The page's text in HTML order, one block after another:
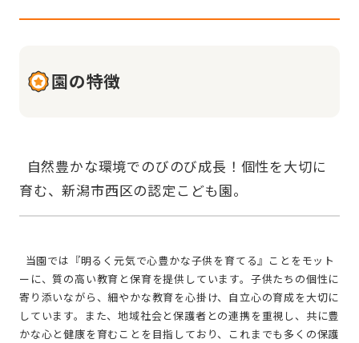
園の特徴
ーに、質の高い教育と保育を提供しています。子供たちの個性に
寄り添いながら、細やかな教育を心掛け、自立心の育成を大切に
しています。また、地域社会と保護者との連携を重視し、共に豊
かな心と健康を育むことを目指しており、これまでも多くの保護